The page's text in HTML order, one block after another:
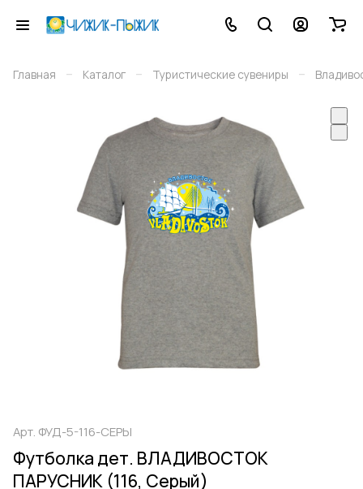
Главная – Каталог – Туристические сувениры –
Арт. ФУД-5-116-СЕРЫ
Футболка дет. ВЛАДИВОСТОК
ПАРУСНИК (116, Серый)